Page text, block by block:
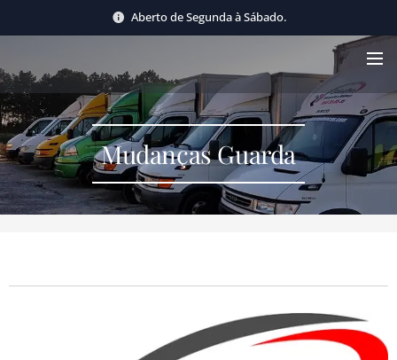
Aberto de Segunda à Sábado.
Mudanças Guarda